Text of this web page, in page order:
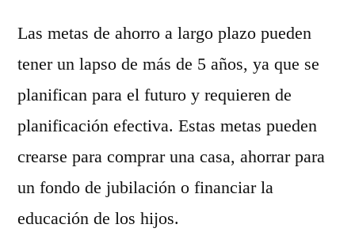
Las metas de ahorro a largo plazo pueden
tener un lapso de más de 5 años, ya que se
planifican para el futuro y requieren de
planificación efectiva. Estas metas pueden
crearse para comprar una casa, ahorrar para
un fondo de jubilación o financiar la
educación de los hijos.